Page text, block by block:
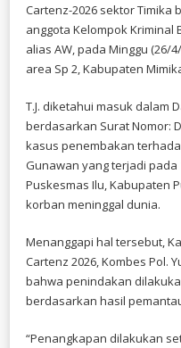
Cartenz-2026 sektor
anggota Kelompok Kriminal
alias AW, pada Minggu (26/
area Sp 2, Kabupaten
T.J. diketahui masuk dalam
berdasarkan Surat Nomor:
kasus penembakan
Gunawan yang terjadi pada
Puskesmas Ilu, Kabupaten
korban meninggal dunia.
Menanggapi hal tersebut,
Cartenz 2026, Kombes Pol.
bahwa penindakan
berdasarkan hasil
“Penangkapan dilakukan